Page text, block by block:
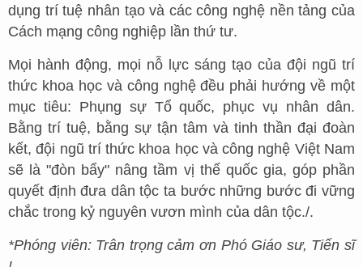
dụng trí tuệ nhân tạo và các công nghệ nền tảng của
Cách mạng công nghiệp lần thứ tư.
Mọi hành động, mọi nỗ lực sáng tạo của đội ngũ trí
thức khoa học và công nghệ đều phải hướng về một
mục tiêu: Phụng sự Tổ quốc, phục vụ nhân dân.
Bằng trí tuệ, bằng sự tận tâm và tinh thần đại đoàn
kết, đội ngũ trí thức khoa học và công nghệ Việt Nam
sẽ là "đòn bẩy" nâng tầm vị thế quốc gia, góp phần
quyết định đưa dân tộc ta bước những bước đi vững
chắc trong kỷ nguyên vươn mình của dân tộc./.
*Phóng viên: Trân trọng cảm ơn Phó Giáo sư, Tiến sĩ